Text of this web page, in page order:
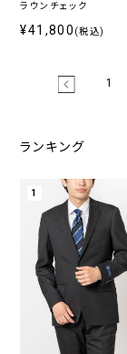
ラウンチェック
¥41,800 (税込)
1
ランキング
1